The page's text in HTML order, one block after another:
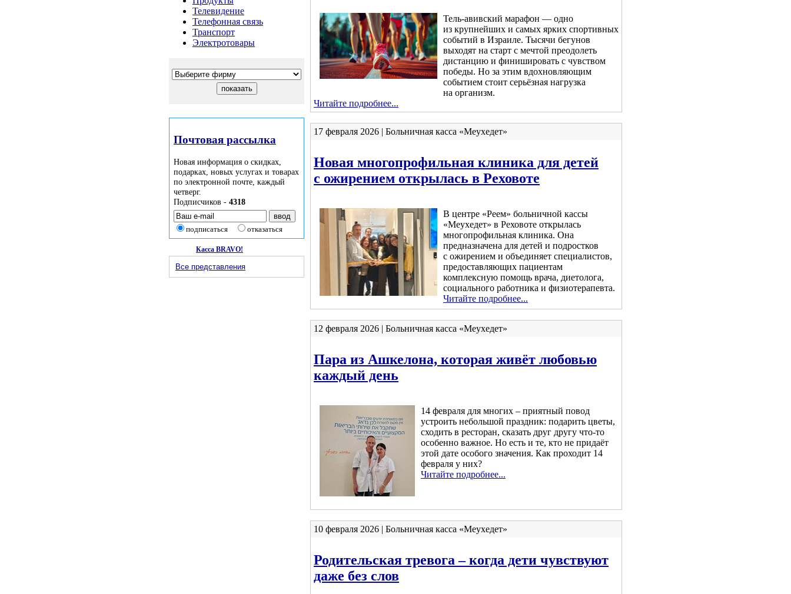
Телевидение
Телефонная связь
Транспорт
Электротовары
Почтовая рассылка
Новая информация о скидках,
подарках, новых услугах и товарах
по электронной почте, каждый
четверг.
Подписчиков - 4318
подписаться отказаться
Касса BRAVO!
Все представления
Тель-авивский марафон — одно
из крупнейших и самых ярких спортивных
событий в Израиле. Тысячи бегунов
выходят на старт с мечтой преодолеть
дистанцию и финишировать с чувством
победы. Но за этим вдохновляющим
событием стоит серьёзная нагрузка
на организм.
Читайте подробнее...
17 февраля 2026 | Больничная касса «Меухедет»
Новая многопрофильная клиника для детей
с ожирением открылась в Реховоте
В центре «Реем» больничной кассы
«Меухедет» в Реховоте открылась
многопрофильная клиника. Она
предназначена для детей и подростков
с ожирением и объединяет специалистов,
предоставляющих пациентам
комплексную помощь врача, диетолога,
социального работника и физиотерапевта.
Читайте подробнее...
12 февраля 2026 | Больничная касса «Меухедет»
Пара из Ашкелона, которая живёт любовью
каждый день
14 февраля для многих – приятный повод
устроить небольшой праздник: подарить цветы,
сходить в ресторан, сказать друг другу что-то
особенно важное. Но есть и те, кто не придаёт
этой дате особого значения. Как проходит 14
февраля у них?
Читайте подробнее...
10 февраля 2026 | Больничная касса «Меухедет»
Родительская тревога – когда дети чувствуют
даже без слов